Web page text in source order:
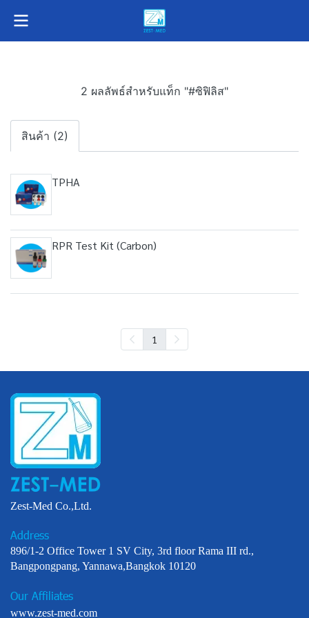
2 ผลลัพธ์สำหรับแท็ก "#ซิฟิลิส"
สินค้า (2)
TPHA
RPR Test Kit (Carbon)
1
Zest-Med Co.,Ltd.
Address
896/1-2 Office Tower 1 SV City, 3rd floor Rama III rd.,
Bangpongpang, Yannawa,Bangkok 10120
Our Affiliates
www.zest-med.com